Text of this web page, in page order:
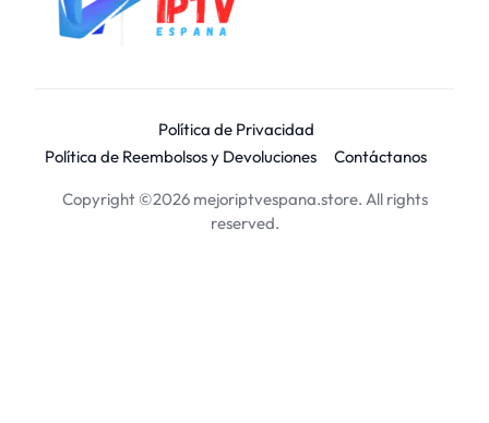
Copyright ©2026 mejoriptvespana.store. All rights
reserved.
Política de Privacidad
Política de Reembolsos y Devoluciones
Contáctanos